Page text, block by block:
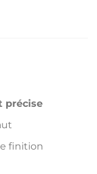
précise
finition